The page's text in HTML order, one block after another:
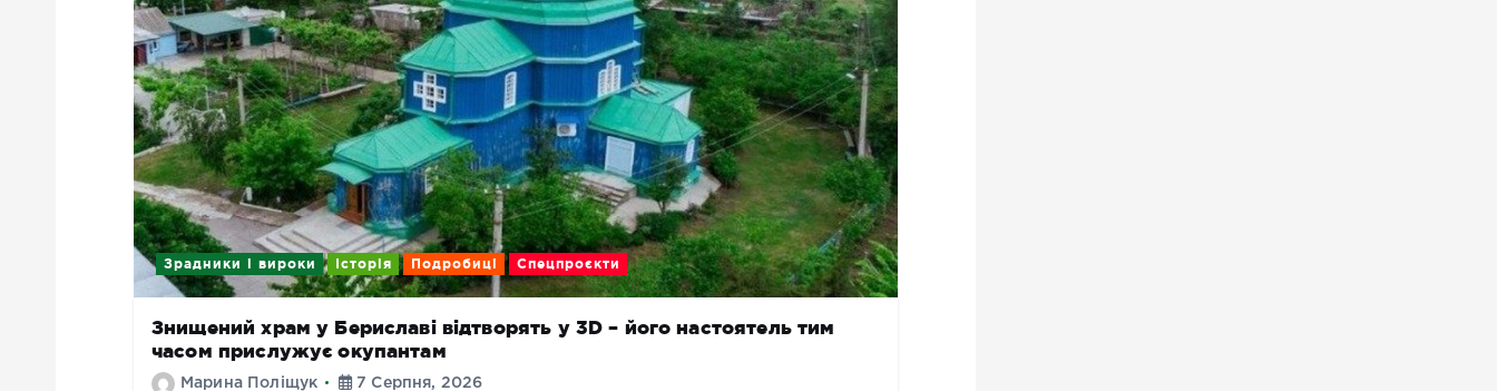
Зрадники і вироки Історія Подробиці Спецпроєкти
Знищений храм у Бериславі відтворять у 3D – його настоятель тим
часом прислужує окупантам
Марина Поліщук 7 Серпня, 2026